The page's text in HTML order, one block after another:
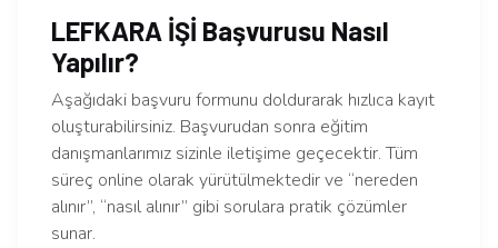
LEFKARA İŞİ Başvurusu Nasıl
Yapılır?
Aşağıdaki başvuru formunu doldurarak hızlıca kayıt
oluşturabilirsiniz. Başvurudan sonra eğitim
danışmanlarımız sizinle iletişime geçecektir. Tüm
süreç online olarak yürütülmektedir ve “nereden
alınır”, “nasıl alınır” gibi sorulara pratik çözümler
sunar.